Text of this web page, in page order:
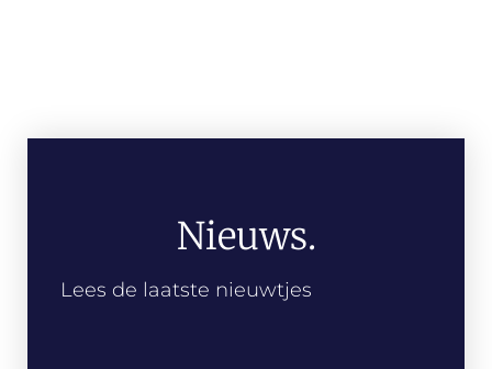
Nieuws.
Lees de laatste nieuwtjes